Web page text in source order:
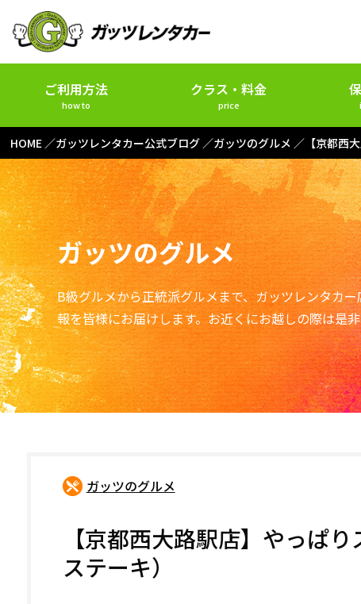
ご利用方法
how to
クラス・料金
price
HOME ガッツレンタカー公式ブログ ガッツのグルメ 【京都西
ガッツのグルメ
B級グルメから正統派グルメまで、ガッツレンタカ
報を皆様にお届けします。お近くにお越しの際は是
ガッツのグルメ
【京都西大路駅店】やっぱ
ステーキ）